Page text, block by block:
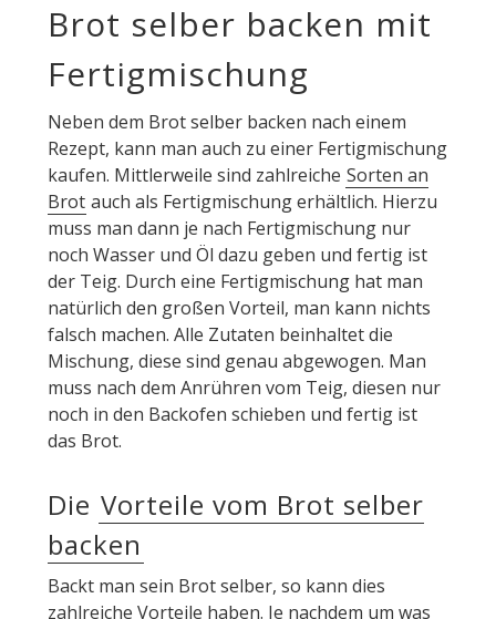
Brot selber backen mit
Fertigmischung
Neben dem Brot selber backen nach einem
Rezept, kann man auch zu einer Fertigmischung
kaufen. Mittlerweile sind zahlreiche Sorten an
Brot auch als Fertigmischung erhältlich. Hierzu
muss man dann je nach Fertigmischung nur
noch Wasser und Öl dazu geben und fertig ist
der Teig. Durch eine Fertigmischung hat man
natürlich den großen Vorteil, man kann nichts
falsch machen. Alle Zutaten beinhaltet die
Mischung, diese sind genau abgewogen. Man
muss nach dem Anrühren vom Teig, diesen nur
noch in den Backofen schieben und fertig ist
das Brot.
Die Vorteile vom Brot selber
backen
Backt man sein Brot selber, so kann dies
zahlreiche Vorteile haben. Je nachdem um was